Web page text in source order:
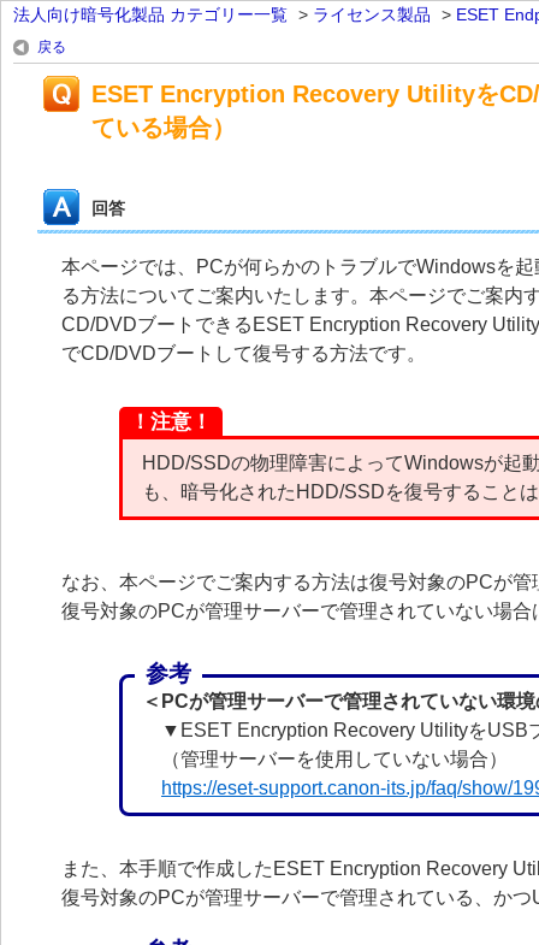
法人向け暗号化製品 カテゴリー一覧 > ライセンス製品 > ESET
戻る
ESET Encryption Recovery Utilityを
ている場合）
回答
本ページでは、PCが何らかのトラブルでWindowsを
る方法についてご案内いたします。本ページでご案
CD/DVDブートできるESET Encryption Recovery
でCD/DVDブートして復号する方法です。
！注意！
HDD/SSDの物理障害によってWindowsが起
も、暗号化されたHDD/SSDを復号すること
なお、本ページでご案内する方法は復号対象のPCが
復号対象のPCが管理サーバーで管理されていない場
参考
＜PCが管理サーバーで管理されていない環
▼ESET Encryption Recovery UtilityをUSB
（管理サーバーを使用していない場合）
https://eset-support.canon-its.jp/faq/show/
また、本手順で作成したESET Encryption Recovery
復号対象のPCが管理サーバーで管理されている、か